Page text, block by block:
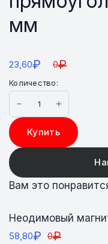
мм
23,60₽ 0₽
Количество:
Купить
Вам это
Неодимовый
58,80₽ 0₽